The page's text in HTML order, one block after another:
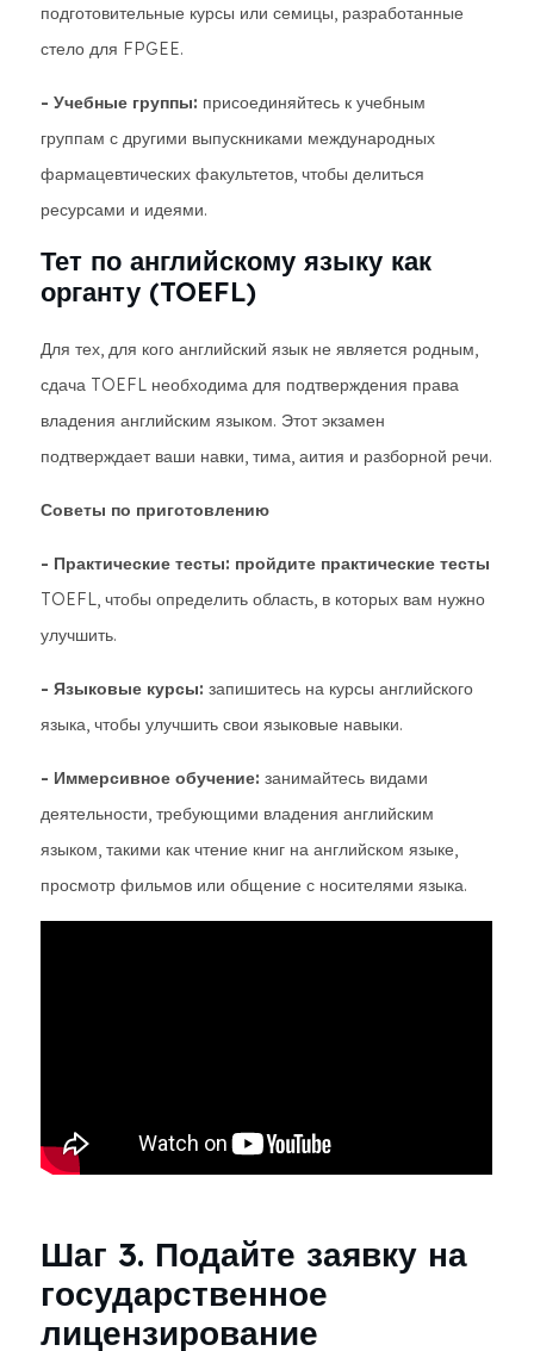
подготовительные курсы или семицы, разработанные
стело для FPGEE.
- Учебные группы: присоединяйтесь к учебным
группам с другими выпускниками международных
фармацевтических факультетов, чтобы делиться
ресурсами и идеями.
Тет по английскому языку как
органту (TOEFL)
Для тех, для кого английский язык не является родным,
сдача TOEFL необходима для подтверждения права
владения английским языком. Этот экзамен
подтверждает ваши навки, тима, аития и разборной речи.
Советы по приготовлению
- Практические тесты: пройдите практические тесты
TOEFL, чтобы определить область, в которых вам нужно
улучшить.
- Языковые курсы: запишитесь на курсы английского
языка, чтобы улучшить свои языковые навыки.
- Иммерсивное обучение: занимайтесь видами
деятельности, требующими владения английским
языком, такими как чтение книг на английском языке,
просмотр фильмов или общение с носителями языка.
Шаг 3. Подайте заявку на
государственное
лицензирование